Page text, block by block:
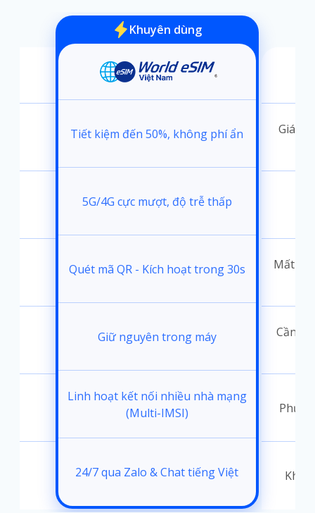
Giá
Mất
Cần
Phụ
Khuyên dùng
Tiết kiệm đến 50%, không phí ẩn
5G/4G cực mượt, độ trễ thấp
Quét mã QR - Kích hoạt trong 30s
Giữ nguyên trong máy
Linh hoạt kết nối nhiều nhà mạng
(Multi-IMSI)
24/7 qua Zalo & Chat tiếng Việt